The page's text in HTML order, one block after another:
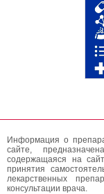
Информация о
сайте,
содержащаяся на
принятия
лекарственных
консультации врача.